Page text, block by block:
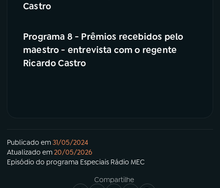
Castro
Programa 8 - Prêmios recebidos pelo
maestro - entrevista com o regente
Ricardo Castro
Publicado em31/05/2024
Atualizado em20/05/2026
Episódio do programa Especiais Rádio MEC
Compartilhe